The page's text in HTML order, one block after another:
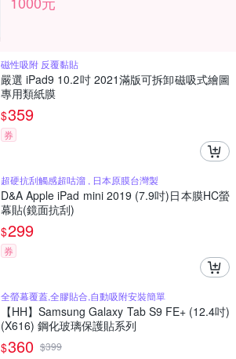
磁性吸附 反覆黏貼
嚴選 iPad9 10.2吋 2021滿版可拆卸磁吸式繪圖
專用類紙膜
$359
券
超硬抗刮觸感超咕溜 , 日本原膜台灣製
D&A Apple iPad mini 2019 (7.9吋)日本膜HC螢
幕貼(鏡面抗刮)
$299
券
全螢幕覆蓋,全膠貼合,自動吸附安裝簡單
【HH】Samsung Galaxy Tab S9 FE+ (12.4吋)
(X616) 鋼化玻璃保護貼系列
$360 $399